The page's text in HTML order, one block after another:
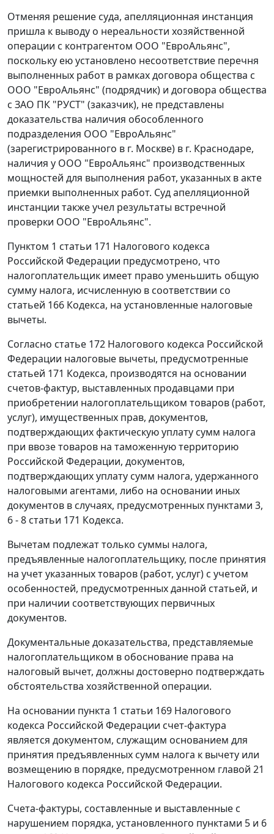
Отменяя решение суда, апелляционная инстанция
пришла к выводу о нереальности хозяйственной
операции с контрагентом ООО "ЕвроАльянс",
поскольку ею установлено несоответствие перечня
выполненных работ в рамках договора общества с
ООО "ЕвроАльянс" (подрядчик) и договора общества
с ЗАО ПК "РУСТ" (заказчик), не представлены
доказательства наличия обособленного
подразделения ООО "ЕвроАльянс"
(зарегистрированного в г. Москве) в г. Краснодаре,
наличия у ООО "ЕвроАльянс" производственных
мощностей для выполнения работ, указанных в акте
приемки выполненных работ. Суд апелляционной
инстанции также учел результаты встречной
проверки ООО "ЕвроАльянс".
Пунктом 1 статьи 171 Налогового кодекса
Российской Федерации предусмотрено, что
налогоплательщик имеет право уменьшить общую
сумму налога, исчисленную в соответствии со
статьей 166 Кодекса, на установленные налоговые
вычеты.
Согласно статье 172 Налогового кодекса Российской
Федерации налоговые вычеты, предусмотренные
статьей 171 Кодекса, производятся на основании
счетов-фактур, выставленных продавцами при
приобретении налогоплательщиком товаров (работ,
услуг), имущественных прав, документов,
подтверждающих фактическую уплату сумм налога
при ввозе товаров на таможенную территорию
Российской Федерации, документов,
подтверждающих уплату сумм налога, удержанного
налоговыми агентами, либо на основании иных
документов в случаях, предусмотренных пунктами 3,
6 - 8 статьи 171 Кодекса.
Вычетам подлежат только суммы налога,
предъявленные налогоплательщику, после принятия
на учет указанных товаров (работ, услуг) с учетом
особенностей, предусмотренных данной статьей, и
при наличии соответствующих первичных
документов.
Документальные доказательства, представляемые
налогоплательщиком в обоснование права на
налоговый вычет, должны достоверно подтверждать
обстоятельства хозяйственной операции.
На основании пункта 1 статьи 169 Налогового
кодекса Российской Федерации счет-фактура
является документом, служащим основанием для
принятия предъявленных сумм налога к вычету или
возмещению в порядке, предусмотренном главой 21
Налогового кодекса Российской Федерации.
Счета-фактуры, составленные и выставленные с
нарушением порядка, установленного пунктами 5 и 6